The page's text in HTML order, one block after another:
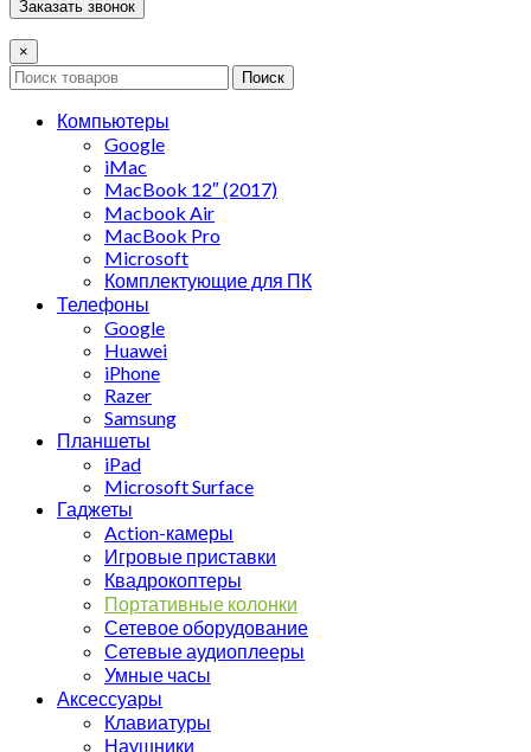
×
Поиск
Компьютеры
Google
iMac
MacBook 12″ (2017)
Macbook Air
MacBook Pro
Microsoft
Комплектующие для ПК
Телефоны
Google
Huawei
iPhone
Razer
Samsung
Планшеты
iPad
Microsoft Surface
Гаджеты
Action-камеры
Игровые приставки
Квадрокоптеры
Портативные колонки
Сетевое оборудование
Сетевые аудиоплееры
Умные часы
Аксессуары
Клавиатуры
Наушники